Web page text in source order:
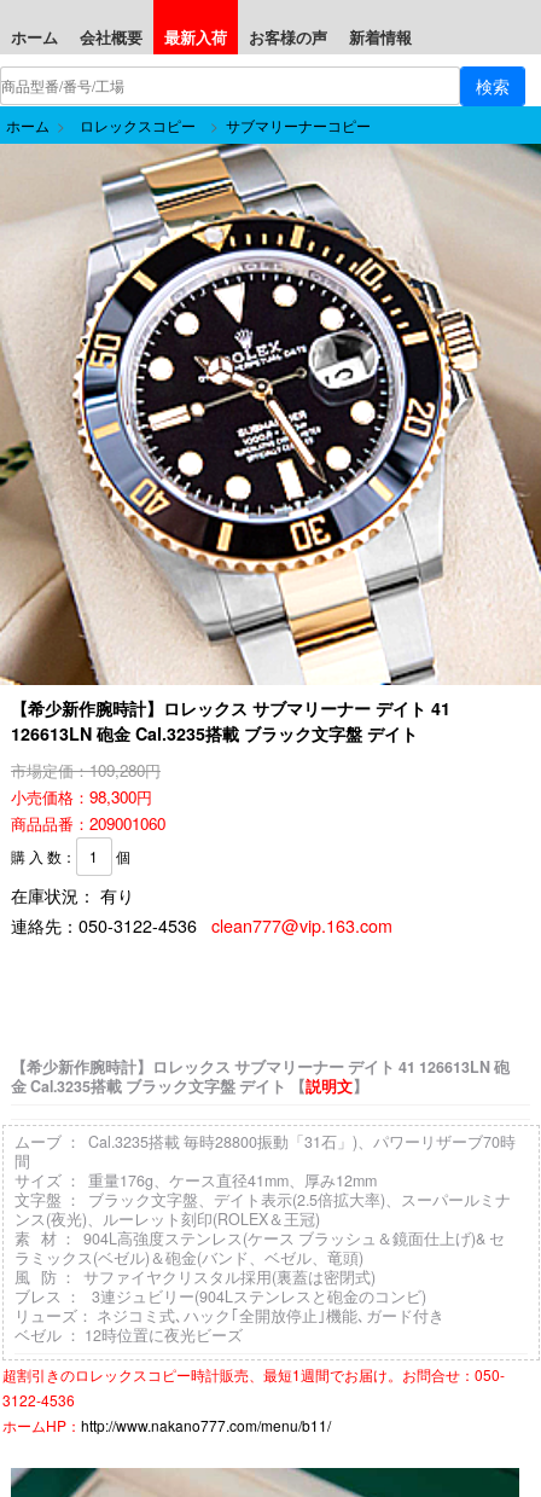
ホーム 会社概要 最新入荷 お客様の声 新着情報
ホーム > ロレックスコピー > サブマリーナーコピー
【希少新作腕時計】ロレックス サブマリーナー デイト 41
126613LN 砲金 Cal.3235搭載 ブラック文字盤 デイト
市場定価：109,280円
小売価格：98,300円
商品品番：209001060
購 入 数： 個
在庫状況： 有り
連絡先： 050-3122-4536 clean777@vip.163.com
【希少新作腕時計】ロレックス サブマリーナー デイト 41 126613LN 砲
金 Cal.3235搭載 ブラック文字盤 デイト 【説明文】
ムーブ ： Cal.3235搭載 毎時28800振動「31石」)、パワーリザーブ70時
間
サイズ ： 重量176g、ケース直径41mm、厚み12mm
文字盤 ： ブラック文字盤、デイト表示(2.5倍拡大率)、スーパールミナ
ンス(夜光)、ルーレット刻印(ROLEX＆王冠)
素 材 ： 904L高強度ステンレス(ケース ブラッシュ＆鏡面仕上げ)& セ
ラミックス(ベゼル)＆砲金(バンド、ベゼル、竜頭)
風 防 ： サファイヤクリスタル採用(裏蓋は密閉式)
ブレス ： 3連ジュビリー(904Lステンレスと砲金のコンビ)
リューズ： ネジコミ式､ハック｢全開放停止｣機能､ガード付き
ベゼル ： 12時位置に夜光ビーズ
超割引きのロレックスコピー時計販売、最短1週間でお届け。お問合せ：050-
3122-4536
ホームHP： http://www.nakano777.com/menu/b11/